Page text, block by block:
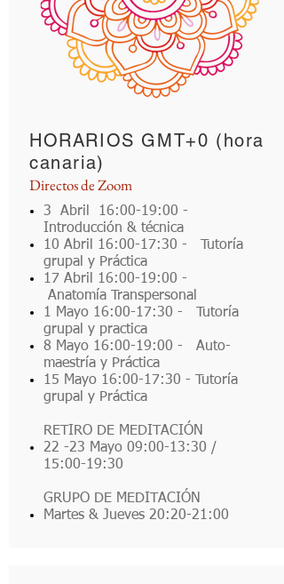
HORARIOS GMT+0 (hora
canaria)
Directos de Zoom
3 Abril 16:00-19:00 -
Introducción & técnica
10 Abril 16:00-17:30 - Tutoría
grupal y Práctica
17 Abril 16:00-19:00 -
Anatomía Transpersonal
1 Mayo 16:00-17:30 - Tutoría
grupal y practica
8 Mayo 16:00-19:00 - ​ Auto-
maestría y Práctica
15 Mayo 16:00-17:30 - Tutoría
grupal y Práctica
RETIRO DE MEDITACIÓN
22 -23 Mayo 09:00-13:30 /
15:00-19:30
GRUPO DE MEDITACIÓN
Martes & Jueves 20:20-21:00